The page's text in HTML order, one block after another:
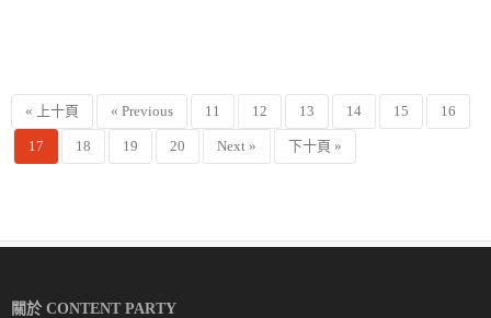
« 上十頁 « Previous 11 12 13 14 15 16
17 18 19 20 Next » 下十頁 »
關於 CONTENT PARTY